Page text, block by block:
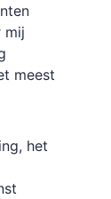
mij
meest
het